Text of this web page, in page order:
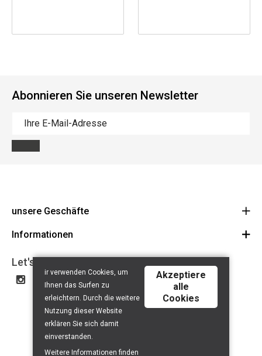
Abonnieren Sie unseren Newsletter
unsere Geschäfte
Cycles Arnold Kontz Gare / Bonnevoie
+352 40 96 74 214 / +352 40 96 74 215
LU 24502609
Informationen
Allgemeine Geschäftsbedingungen
Haftungsausschluss
Datenschutzerklärung
Let's get social
ir verwenden Cookies, um
Ihnen das Surfen zu
erleichtern. Durch die weitere
Nutzung dieser Website
erklären Sie sich damit
einverstanden.
Weitere Informationen finden
Akzeptiere
alle
Cookies